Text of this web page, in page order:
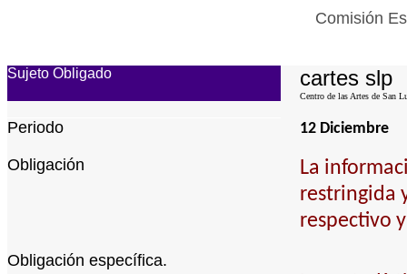
Comisión
Sujeto Obligado cartes slp
Centro de las Artes de San
Periodo 12 Diciembre
Obligación
La
restringida
respectivo
Obligación específica.